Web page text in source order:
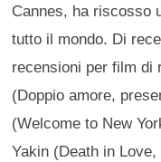
Cannes, ha riscosso
tutto il mondo. Di
recensioni per film di
(Doppio amore,
(Welcome to New
Yakin (Death in